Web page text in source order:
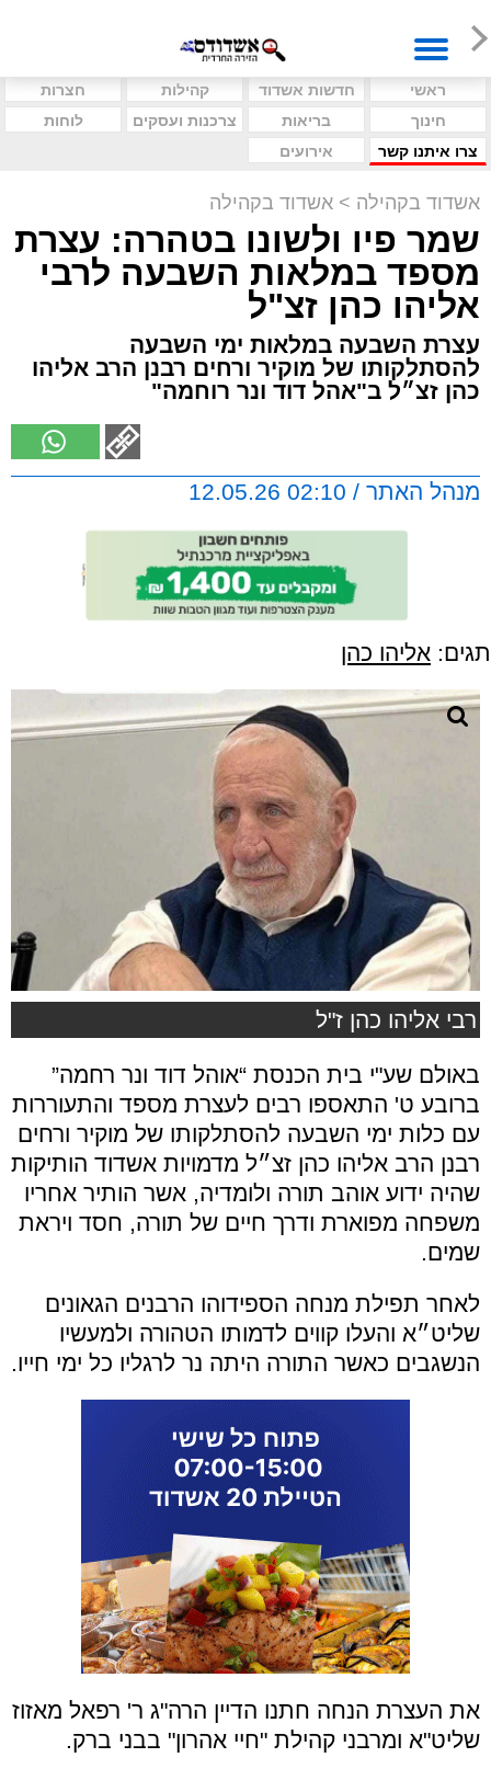
ראשי חדשות אשדוד קהילות
חצרות
חינוך
בריאות צרכנות ועסקים
לוחות
צרו איתנו קשר
אירועים
אשדוד בקהילה > אשדוד בקהילה
שמר פיו ולשונו בטהרה: עצרת
מספד במלאות השבעה לרבי
אליהו כהן זצ"ל
עצרת השבעה במלאות ימי השבעה
להסתלקותו של מוקיר ורחים רבנן הרב אליהו
כהן זצ״ל ב"אהל דוד ונר רוחמה"
מנהל האתר / 02:10 12.05.26
תגים: אליהו כהן
רבי אליהו כהן ז"ל
באולם שע"י בית הכנסת “אוהל דוד ונר רחמה”
ברובע ט' התאספו רבים לעצרת מספד והתעוררות
עם כלות ימי השבעה להסתלקותו של מוקיר ורחים
רבנן הרב אליהו כהן זצ״ל מדמויות אשדוד הותיקות
שהיה ידוע אוהב תורה ולומדיה, אשר הותיר אחריו
משפחה מפוארת ודרך חיים של תורה, חסד ויראת
שמים.
לאחר תפילת מנחה הספידוהו הרבנים הגאונים
שליט״א והעלו קווים לדמותו הטהורה ולמעשיו
הנשגבים כאשר התורה היתה נר לרגליו כל ימי חייו.
את העצרת הנחה חתנו הדיין הרה"ג ר' רפאל מאזוז
שליט"א ומרבני קהילת "חיי אהרון" בבני ברק.